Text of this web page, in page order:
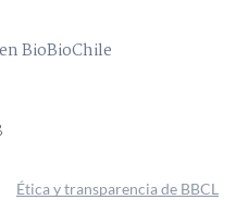
BioBioChile
Ética y transparencia de BBCL